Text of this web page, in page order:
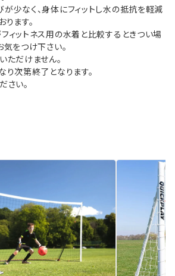
少なく、身体にフィットし水の抵抗を軽減
ます。
ィットネス用の水着と比較するときつい場
気をつけ下さい。
ただけません。
次第終了となります。
さい。